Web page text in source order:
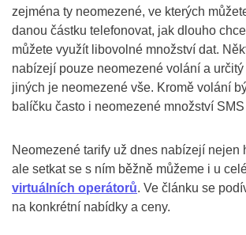
zejména ty neomezené, ve kterých
danou částku telefonovat, jak dlouho
můžete využít libovolné množství dat.
nabízejí pouze neomezené volání a určitý
jiných je neomezené vše. Kromě volání
balíčku často i neomezené množství SMS
Neomezené tarify už dnes nabízejí nejen
ale setkat se s ním běžně můžeme i u
virtuálních operátorů. Ve článku se
na konkrétní nabídky a ceny.